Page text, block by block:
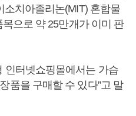
소치아졸리논(MIT) 혼합물
으로 약 25만개가 이미 판
인터넷쇼핑몰에서는 가습
품을 구매할 수 있다”고 말